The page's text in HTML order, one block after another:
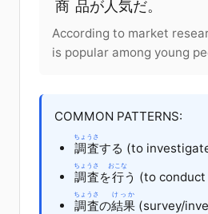
商品が 人気だ。
According to market
is popular among young
COMMON PATTERNS:
調査
ちょうさ
する (to
調査
ちょうさ
を行
おこな
う (to conduct
調査
ちょうさ
の結果
けっか
(survey/